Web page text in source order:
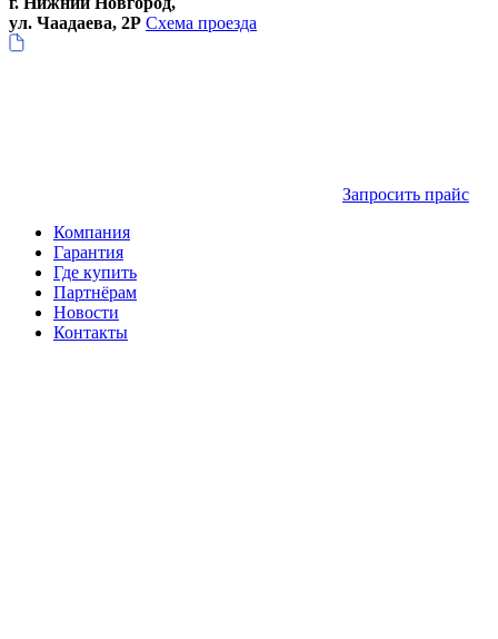
ул. Чаадаева, 2Р Схема проезда
Запросить прайс
Компания
Гарантия
Где купить
Партнёрам
Новости
Контакты